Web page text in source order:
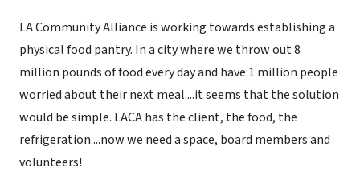
LA Community Alliance is working towards establishing a
physical food pantry. In a city where we throw out 8
million pounds of food every day and have 1 million people
worried about their next meal....it seems that the solution
would be simple. LACA has the client, the food, the
refrigeration....now we need a space, board members and
volunteers!